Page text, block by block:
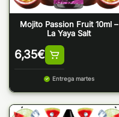
Mojito Passion Fruit 10ml –
La Yaya Salt
6,35€
Entrega martes